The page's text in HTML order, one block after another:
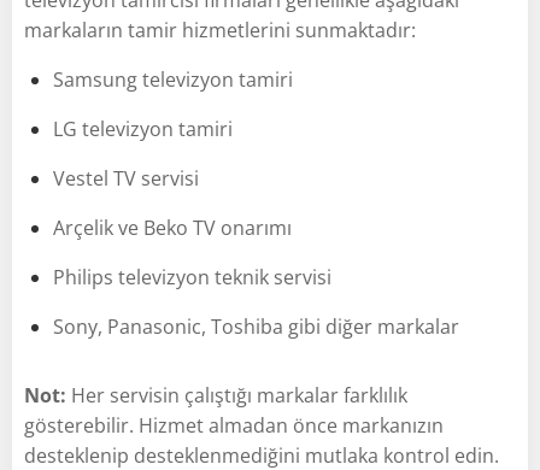
markaların tamir hizmetlerini sunmaktadır:
Samsung televizyon tamiri
LG televizyon tamiri
Vestel TV servisi
Arçelik ve Beko TV onarımı
Philips televizyon teknik servisi
Sony, Panasonic, Toshiba gibi diğer markalar
Not: Her servisin çalıştığı markalar farklılık
gösterebilir. Hizmet almadan önce markanızın
desteklenip desteklenmediğini mutlaka kontrol edin.